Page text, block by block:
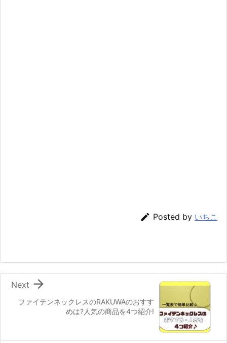
 Posted by いちこ
ファイテンネックレスのRAKUWAのおすす
めは?人気の商品を4つ紹介!

Next